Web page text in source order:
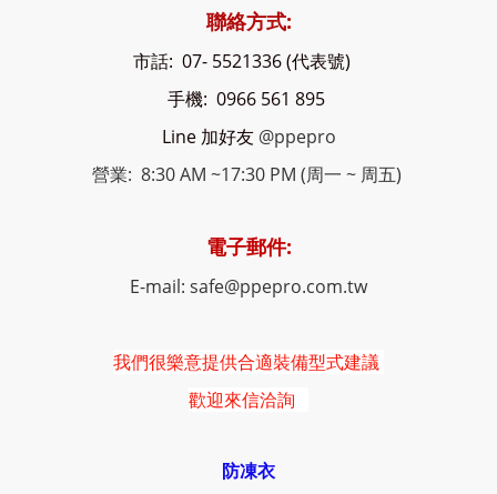
聯絡方式:
市話: 07- 5521336 (代表號)
手機: 0966 561 895
Line 加好友 @ppepro
營業: 8:30 AM ~17:30 PM (周一 ~ 周五)
電子郵件:
E-mail: safe@ppepro.com.tw
我們很樂意提供合適裝備型式建議
歡迎來信洽詢
防凍衣